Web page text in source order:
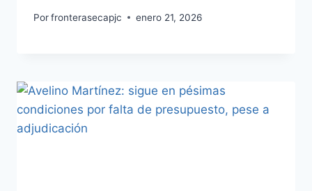
Porfronterasecapjc enero 21, 2026